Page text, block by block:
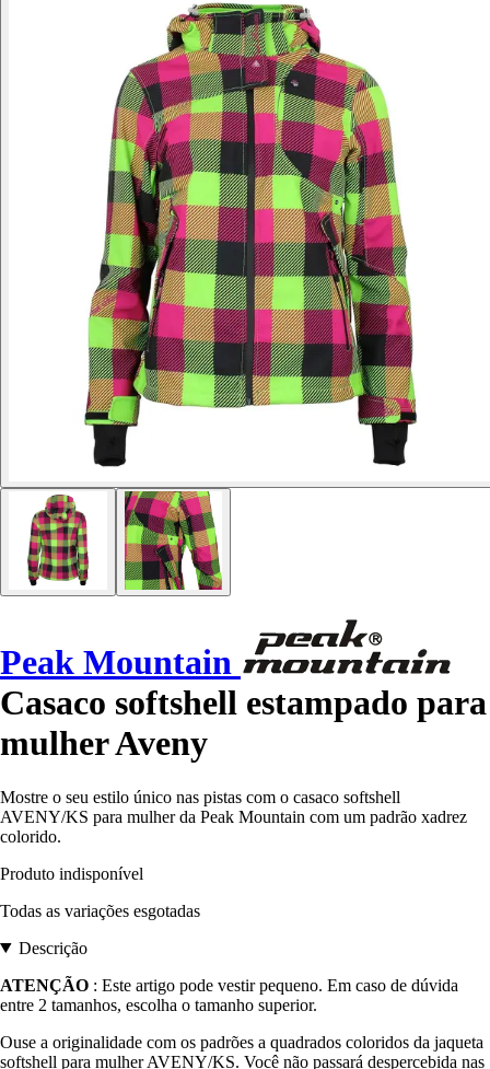
Peak Mountain
Casaco softshell estampado para
mulher Aveny
Mostre o seu estilo único nas pistas com o casaco softshell
AVENY/KS para mulher da Peak Mountain com um padrão xadrez
colorido.
Produto indisponível
Todas as variações esgotadas
Descrição
ATENÇÃO : Este artigo pode vestir pequeno. Em caso de dúvida
entre 2 tamanhos, escolha o tamanho superior.
Ouse a originalidade com os padrões a quadrados coloridos da jaqueta
softshell para mulher AVENY/KS. Você não passará despercebida nas